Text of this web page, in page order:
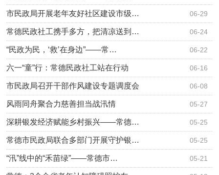
06-29
市民政局开展老年友好社区建设市级…
06-24
常德民政社工携手多方，把清凉送到…
06-22
“民政为民，‘救’在身边”——常…
06-16
六一“童”行：常德民政社工站在行动
06-08
市民政局召开干部作风建设专题调度会
05-27
风雨同舟聚合力慈善担当战汛情
05-25
深耕银发经济赋能乡村振兴——常德…
05-25
常德市民政局联合多部门开展守护银…
05-21
“汛”线中的“禾苗绿”——常德市…